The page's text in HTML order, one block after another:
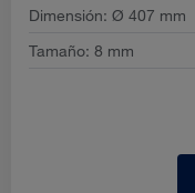
Dimensión: Ø 407 mm
Tamaño: 8 mm